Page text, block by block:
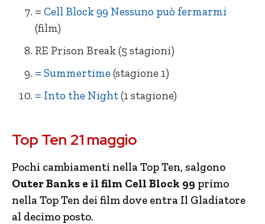
= Cell Block 99 Nessuno può fermarmi
(film)
RE Prison Break (5 stagioni)
= Summertime(stagione 1)
= Into the Night(1 stagione)
– The Last Dance (docu-serie)
– SKAM Italia (4 stagioni)
= Vis a Vis(4 stagioni)
= Outer Banks (stagione 1 doppiata)
= La Missy Sbagliata
= Ti amo, imbecille
+ Un uragano all’improvviso
– Natale da Chef
Top Ten 21 maggio
Pochi cambiamenti nella Top Ten, salgono
Outer Banks e il film Cell Block 99 primo
nella Top Ten dei film dove entra Il Gladiatore
al decimo posto.